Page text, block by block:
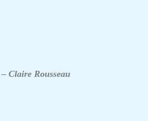
– Claire Rousseau